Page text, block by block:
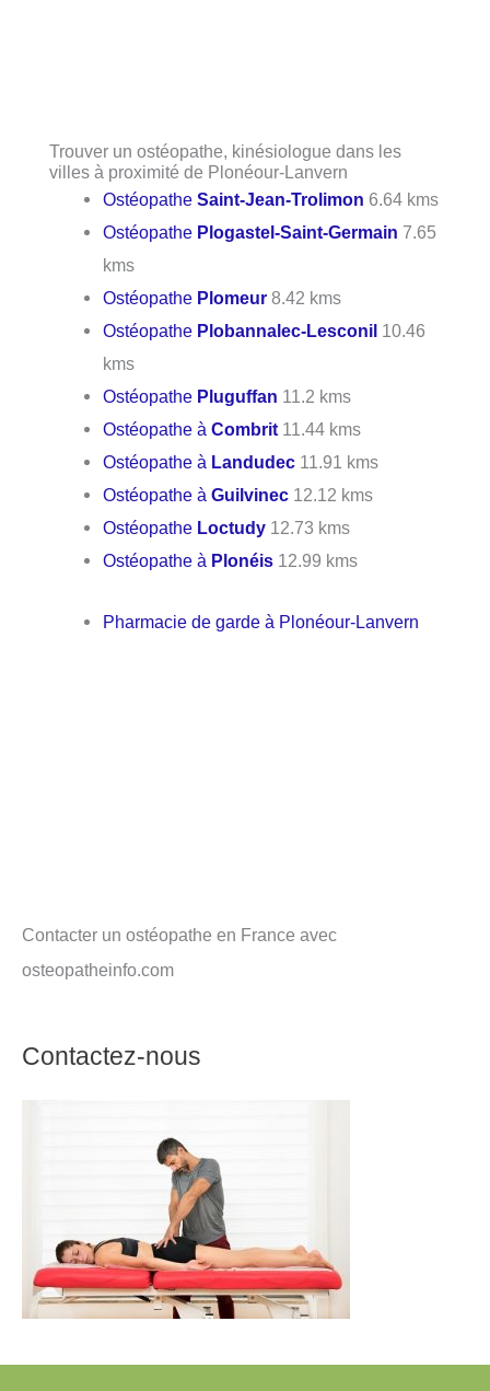
Trouver un ostéopathe, kinésiologue dans les
villes à proximité de Plonéour-Lanvern
OstéopatheSaint-Jean-Trolimon 6.64 kms
Ostéopathe Plogastel-Saint-Germain 7.65
kms
Ostéopathe Plomeur 8.42 kms
Ostéopathe Plobannalec-Lesconil 10.46
kms
Ostéopathe Pluguffan 11.2 kms
Ostéopathe àCombrit 11.44 kms
Ostéopathe à Landudec 11.91 kms
Ostéopathe àGuilvinec 12.12 kms
Ostéopathe Loctudy 12.73 kms
Ostéopathe à Plonéis 12.99 kms
Pharmacie de garde à Plonéour-Lanvern
Contacter un ostéopathe en France avec
osteopatheinfo.com
Contactez-nous